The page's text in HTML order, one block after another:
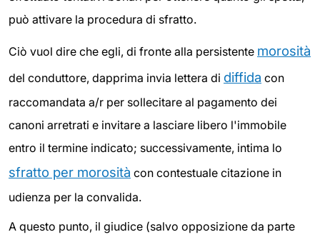
può attivare la procedura di sfratto.
Ciò vuol dire che egli, di fronte alla persistente morosità
del conduttore, dapprima invia lettera di diffida con
raccomandata a/r per sollecitare al pagamento dei
canoni arretrati e invitare a lasciare libero l'immobile
entro il termine indicato; successivamente, intima lo
sfratto per morosità con contestuale citazione in
udienza per la convalida.
A questo punto, il giudice (salvo opposizione da parte